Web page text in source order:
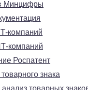
Минцифры
компаний
компаний
Роспатент
знака
товарных